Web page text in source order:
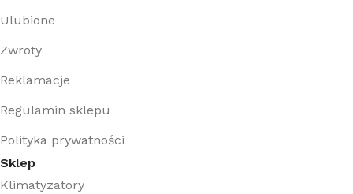
Ulubione
Zwroty
Reklamacje
Regulamin sklepu
Polityka prywatności
Sklep
Klimatyzatory